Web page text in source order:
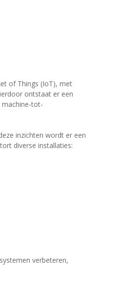
of Things (IoT), met
ontstaat er een
machine-tot-
inzichten wordt er een
diverse installaties:
verbeteren,